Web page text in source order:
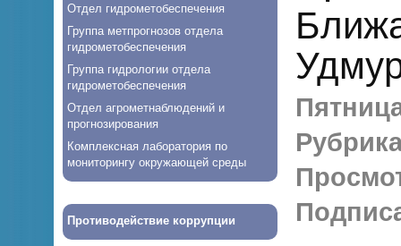
Отдел гидрометобеспечения
Группа метпрогнозов отдела
гидрометобеспечения
Группа гидрологии отдела
гидрометобеспечения
Отдел агрометнаблюдений и
прогнозирования
Комплексная лаборатория по
мониторингу окружающей среды
Противодействие коррупции